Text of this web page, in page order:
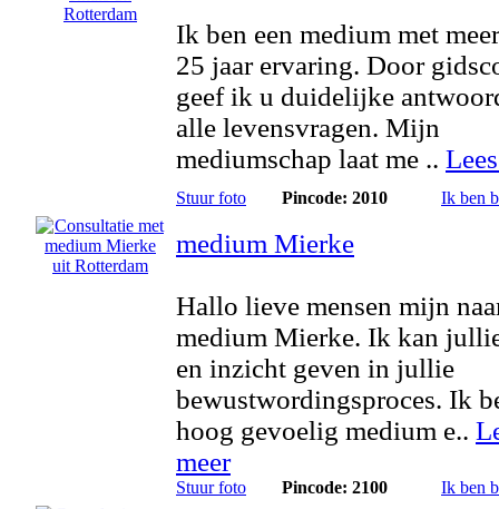
Ik ben een medium met
25 jaar ervaring. Door
geef ik u duidelijke
alle levensvragen. Mijn
mediumschap laat me ..
Stuur foto Pincode: 2010 Ik ben
medium Mierke
Hallo lieve mensen mijn
medium Mierke. Ik kan
en inzicht geven in jullie
bewustwordingsproces. Ik
hoog gevoelig medium e..
meer
Stuur foto Pincode: 2100 Ik ben